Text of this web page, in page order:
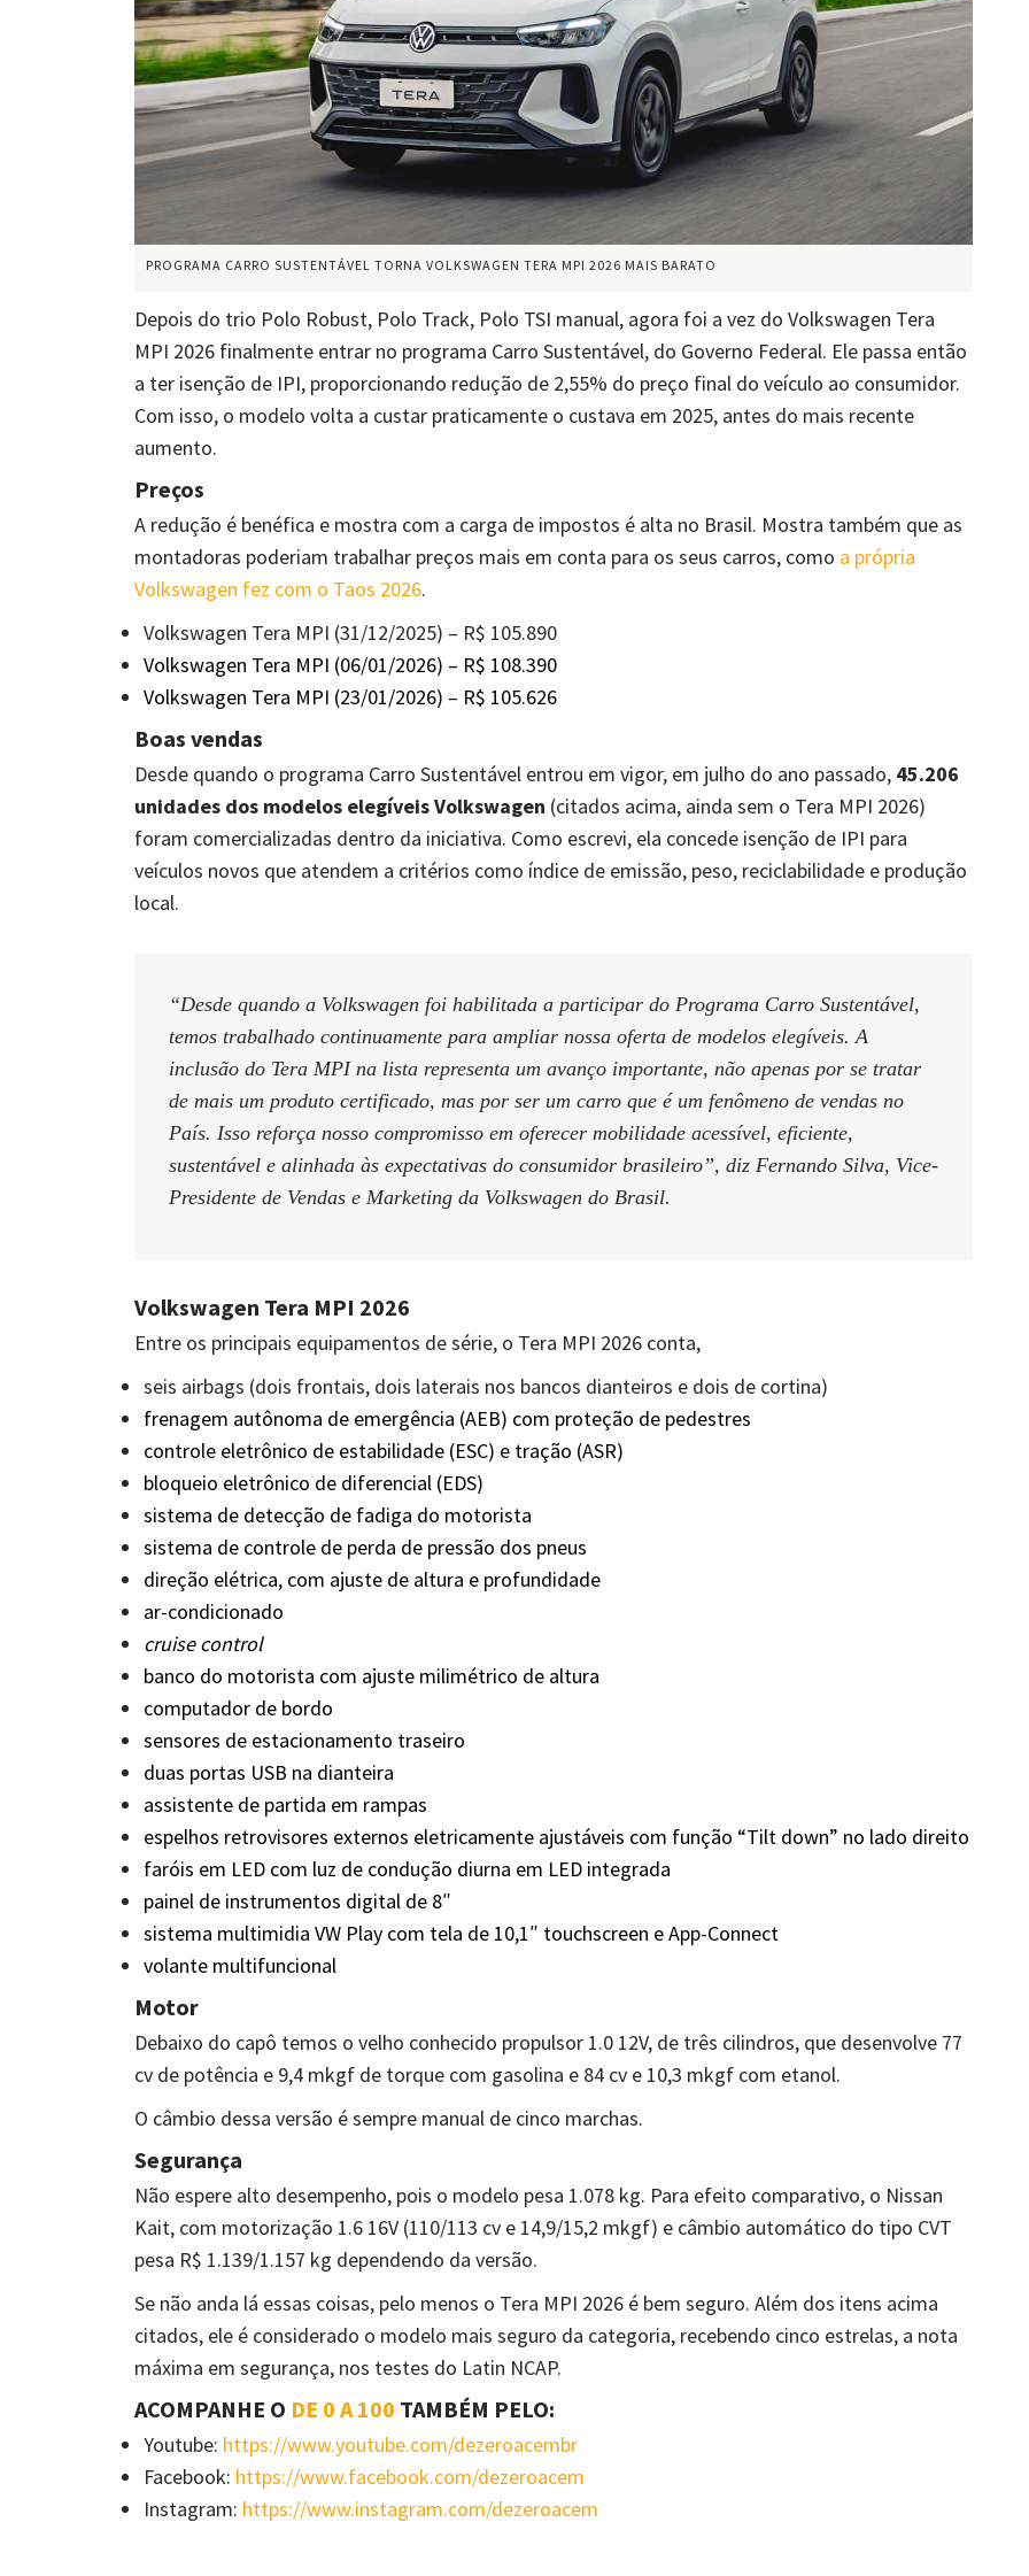
PROGRAMA CARRO SUSTENTÁVEL TORNA VOLKSWAGEN TERA MPI 2026 MAIS BARATO
Depois do trio Polo Robust, Polo Track, Polo TSI manual, agora foi a vez do Volkswagen Tera
MPI 2026 finalmente entrar no programa Carro Sustentável, do Governo Federal. Ele passa então
a ter isenção de IPI, proporcionando redução de 2,55% do preço final do veículo ao consumidor.
Com isso, o modelo volta a custar praticamente o custava em 2025, antes do mais recente
aumento.
Preços
A redução é benéfica e mostra com a carga de impostos é alta no Brasil. Mostra também que as
montadoras poderiam trabalhar preços mais em conta para os seus carros, como a própria
Volkswagen fez com o Taos 2026.
Volkswagen Tera MPI (31/12/2025) – R$ 105.890
Volkswagen Tera MPI (06/01/2026) – R$ 108.390
Volkswagen Tera MPI (23/01/2026) – R$ 105.626
Boas vendas
Desde quando o programa Carro Sustentável entrou em vigor, em julho do ano passado, 45.206
unidades dos modelos elegíveis Volkswagen (citados acima, ainda sem o Tera MPI 2026)
foram comercializadas dentro da iniciativa. Como escrevi, ela concede isenção de IPI para
veículos novos que atendem a critérios como índice de emissão, peso, reciclabilidade e produção
local.
“Desde quando a Volkswagen foi habilitada a participar do Programa Carro Sustentável,
temos trabalhado continuamente para ampliar nossa oferta de modelos elegíveis. A
inclusão do Tera MPI na lista representa um avanço importante, não apenas por se tratar
de mais um produto certificado, mas por ser um carro que é um fenômeno de vendas no
País. Isso reforça nosso compromisso em oferecer mobilidade acessível, eficiente,
sustentável e alinhada às expectativas do consumidor brasileiro”, diz Fernando Silva, Vice-
Presidente de Vendas e Marketing da Volkswagen do Brasil.
Volkswagen Tera MPI 2026
Entre os principais equipamentos de série, o Tera MPI 2026 conta,
seis airbags (dois frontais, dois laterais nos bancos dianteiros e dois de cortina)
frenagem autônoma de emergência (AEB) com proteção de pedestres
controle eletrônico de estabilidade (ESC) e tração (ASR)
bloqueio eletrônico de diferencial (EDS)
sistema de detecção de fadiga do motorista
sistema de controle de perda de pressão dos pneus
direção elétrica, com ajuste de altura e profundidade
ar-condicionado
cruise control
banco do motorista com ajuste milimétrico de altura
computador de bordo
sensores de estacionamento traseiro
duas portas USB na dianteira
assistente de partida em rampas
espelhos retrovisores externos eletricamente ajustáveis com função “Tilt down” no lado direito
faróis em LED com luz de condução diurna em LED integrada
painel de instrumentos digital de 8″
sistema multimidia VW Play com tela de 10,1″ touchscreen e App-Connect
volante multifuncional
Motor
Debaixo do capô temos o velho conhecido propulsor 1.0 12V, de três cilindros, que desenvolve 77
cv de potência e 9,4 mkgf de torque com gasolina e 84 cv e 10,3 mkgf com etanol.
O câmbio dessa versão é sempre manual de cinco marchas.
Segurança
Não espere alto desempenho, pois o modelo pesa 1.078 kg. Para efeito comparativo, o Nissan
Kait, com motorização 1.6 16V (110/113 cv e 14,9/15,2 mkgf) e câmbio automático do tipo CVT
pesa R$ 1.139/1.157 kg dependendo da versão.
Se não anda lá essas coisas, pelo menos o Tera MPI 2026 é bem seguro. Além dos itens acima
citados, ele é considerado o modelo mais seguro da categoria, recebendo cinco estrelas, a nota
máxima em segurança, nos testes do Latin NCAP.
ACOMPANHE O DE 0 A 100 TAMBÉM PELO:
Youtube: https://www.youtube.com/dezeroacembr
Facebook: https://www.facebook.com/dezeroacem
Instagram: https://www.instagram.com/dezeroacem